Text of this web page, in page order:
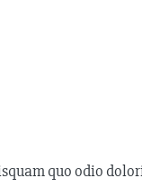
quo odio